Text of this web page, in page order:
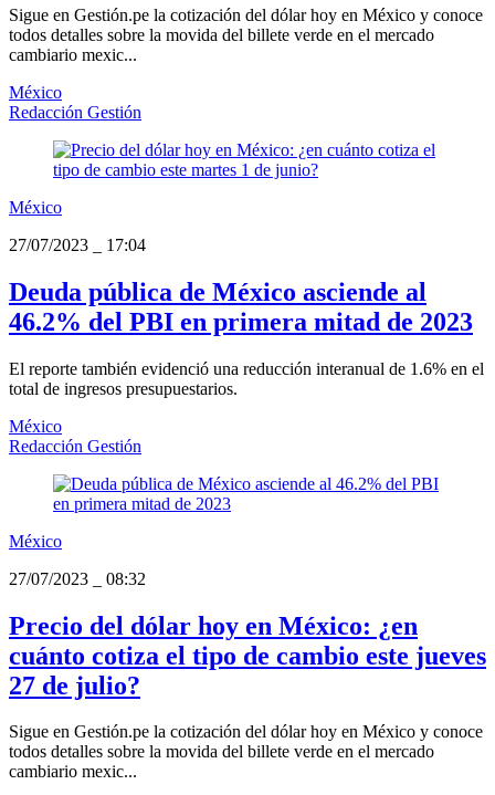
Sigue en Gestión.pe la cotización del dólar hoy en México y conoce
todos detalles sobre la movida del billete verde en el mercado
cambiario mexic...
México
Redacción Gestión
México
27/07/2023
17:04
Deuda pública de México asciende al
46.2% del PBI en primera mitad de 2023
El reporte también evidenció una reducción interanual de 1.6% en el
total de ingresos presupuestarios.
México
Redacción Gestión
México
27/07/2023
08:32
Precio del dólar hoy en México: ¿en
cuánto cotiza el tipo de cambio este jueves
27 de julio?
Sigue en Gestión.pe la cotización del dólar hoy en México y conoce
todos detalles sobre la movida del billete verde en el mercado
cambiario mexic...